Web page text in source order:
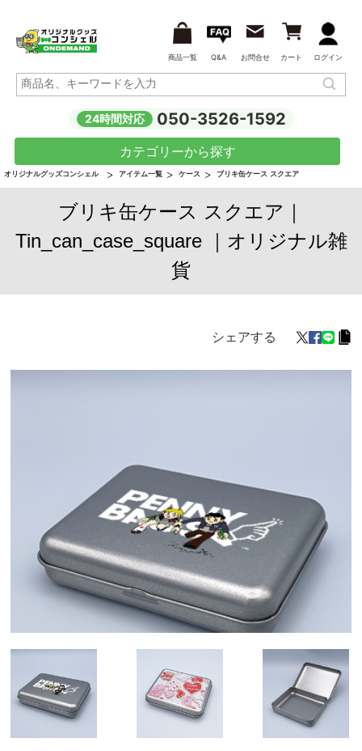
商品一覧 Q&A お問合せ カート ログイン
24時間対応 050-3526-1592
カテゴリーから探す
オリジナルグッズコンシェル アイテム一覧 ケース ブリキ缶ケース スクエア
ブリキ缶ケース スクエア｜
Tin_can_case_square ｜オリジナル雑
貨
シェアする